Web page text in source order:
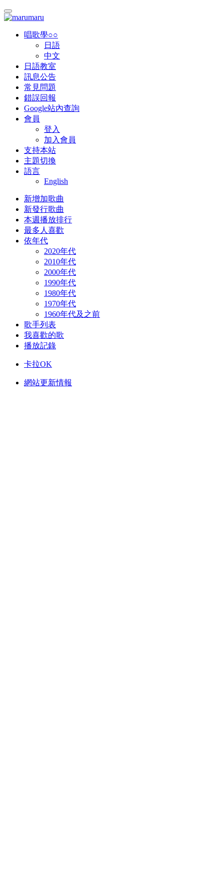
唱歌學○○
日語
中文
日語教室
訊息公告
常見問題
錯誤回報
Google站內查詢
會員
登入
加入會員
支持本站
主題切換
語言
English
新增加歌曲
新發行歌曲
本週播放排行
最多人喜歡
依年代
2020年代
2010年代
2000年代
1990年代
1980年代
1970年代
1960年代及之前
歌手列表
我喜歡的歌
播放記錄
卡拉OK
網站更新情報